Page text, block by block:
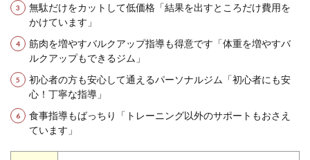
無駄だけをカットして低価格「結果を出すところだけ費用を
かけています」
筋肉を増やすバルクアップ指導も得意です「体重を増やすバ
ルクアップもできるジム」
初心者の方も安心して通えるパーソナルジム「初心者にも安
心！丁寧な指導」
食事指導もばっちり「トレーニング以外のサポートもおさえ
ています」